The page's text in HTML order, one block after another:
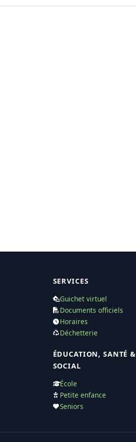
SERVICES
Guichet virtuel
Documents officiels
Horaires
Déchetterie
ÉDUCATION, SANTÉ &
SOCIAL
École
Petite enfance
Seniors